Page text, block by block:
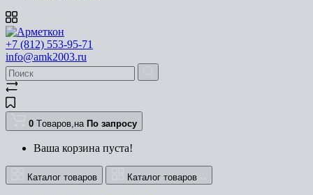
+7 (812) 553-95-71
info@amk2003.ru
0 Tоваров,на По запросу
Ваша корзина пуста!
Каталог товаров Каталог товаров